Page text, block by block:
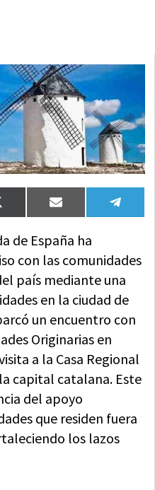
Compartir
en
X
(Twitter)
Compartir
en
Email
en
de España ha
con las comunidades
país mediante una
en la ciudad de
un encuentro con
Originarias en
a la Casa Regional
capital catalana. Este
del apoyo
que residen fuera
los lazos